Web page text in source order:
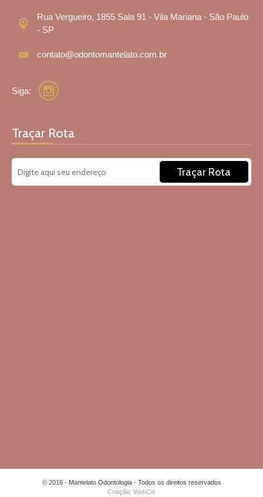
Rua Vergueiro, 1855 Sala 91 - Vila Mariana - São Paulo
- SP
contato@odontomantelato.com.br
Siga:
Traçar Rota
© 2016 - Mantelato Odontologia - Todos os direitos reservados
Criação: WebCis